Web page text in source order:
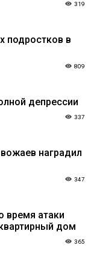
319
подростков в
809
депрессии
337
наградил
347
время атаки
дом
365